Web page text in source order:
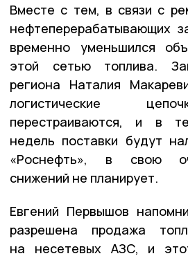
Вместе с тем, в связи с
нефтеперерабатывающих
временно уменьшился
этой сетью топлива.
региона Наталия
логистические
перестраиваются, и в
недель поставки будут
«Роснефть», в свою
снижений не планирует.
Евгений Первышов
разрешена продажа
на несетевых АЗС, и